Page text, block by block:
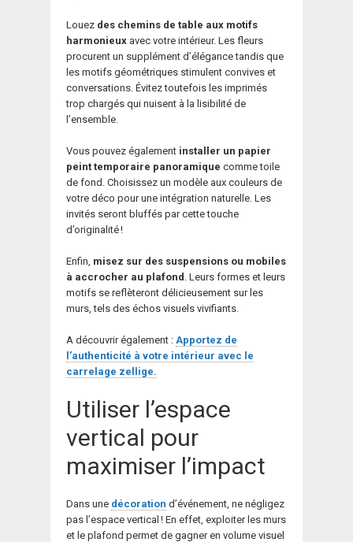
Louez des chemins de table aux motifs
harmonieux avec votre intérieur. Les fleurs
procurent un supplément d’élégance tandis que
les motifs géométriques stimulent convives et
conversations. Évitez toutefois les imprimés
trop chargés qui nuisent à la lisibilité de
l’ensemble.
Vous pouvez également installer un papier
peint temporaire panoramique comme toile
de fond. Choisissez un modèle aux couleurs de
votre déco pour une intégration naturelle. Les
invités seront bluffés par cette touche
d’originalité !
Enfin, misez sur des suspensions ou mobiles
à accrocher au plafond . Leurs formes et leurs
motifs se reflèteront délicieusement sur les
murs, tels des échos visuels vivifiants.
A découvrir également : Apportez de
l’authenticité à votre intérieur avec le
carrelage zellige.
Utiliser l’espace
vertical pour
maximiser l’impact
Dans une décoration d’événement, ne négligez
pas l’espace vertical ! En effet, exploiter les murs
et le plafond permet de gagner en volume visuel